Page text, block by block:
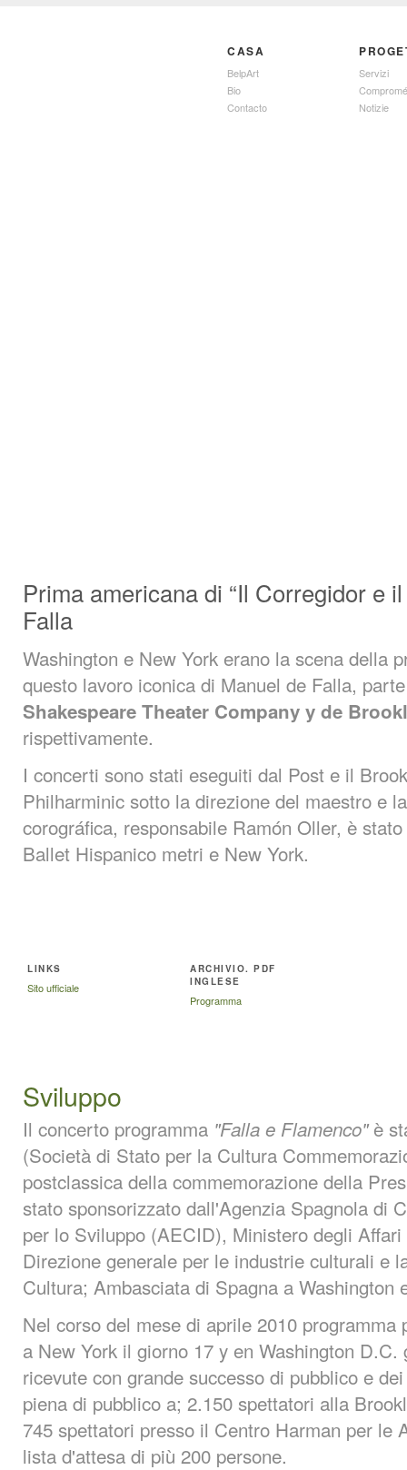
CASA
BelpArt
Bio
Contacto
Servizi
Notizie
Prima americana di “Il Corregidor e
Falla
Washington e New York erano la scena della
questo lavoro iconica di Manuel de Falla,
Shakespeare Theater Company y de
rispettivamente.
I concerti sono stati eseguiti dal Post e il
Philharminic sotto la direzione del maestro e
corográfica, responsabile Ramón Oller, è
Ballet Hispanico metri e New York.
LINKS
Sito ufficiale
ARCHIVIO. PDF
INGLESE
Programma
Sviluppo
Il concerto programma "Falla e Flamenco"è
(Società di Stato per la Cultura
postclassica della commemorazione della
stato sponsorizzato dall'Agenzia Spagnola di
per lo Sviluppo (AECID), Ministero degli
Direzione generale per le industrie culturali e
Cultura; Ambasciata di Spagna a Washington
Nel corso del mese di aprile 2010
a New York il giorno 17 y en Washington
ricevute con grande successo di pubblico e
piena di pubblico a; 2.150 spettatori alla
745 spettatori presso il Centro Harman per le
lista d'attesa di più 200 persone.